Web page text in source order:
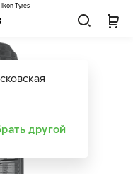
другой
Tyres